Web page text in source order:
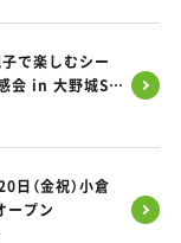
で楽しむシー
会 in 大野城SI
日（金祝）小倉
ープン